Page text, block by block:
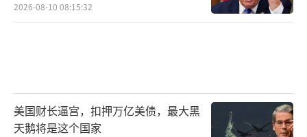
2026-08-10 08:15:32
美国财长逼宫，扣押万亿美债，最大黑
天鹅将是这个国家